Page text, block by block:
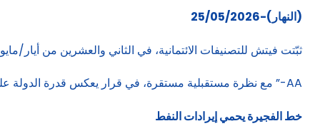
(النهار)-25/05/2026
ثبّتت فيتش للتصنيفات الائتمانية، في الثاني والعشرين من أيار/مايو 2026، التصنيف السيادي طويل الأجل للإمارات عند “
AA-” مع نظرة مستقبلية مستقرة، في قرار يعكس قدرة الدولة على احتواء تداعيات الحرب مع إيران من دون إضعاف متانة ماليتها العامة أو مركزها الخارجي.
خط الفجيرة يحمي إيرادات النفط